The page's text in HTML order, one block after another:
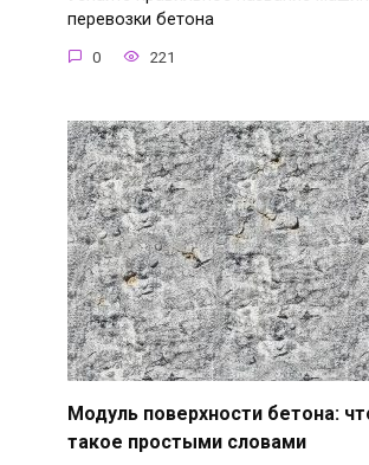
перевозки бетона
0 221
Модуль поверхности бетона:
такое простыми словами